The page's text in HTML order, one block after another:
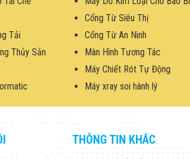
Cổng Từ Siêu Thị
Tải Cổng Từ An Ninh
Thủy Sản Màn Hình Tương Tác
Máy Chiết Rót Tự Động
Máy xray soi hành lý
THÔNG TIN KHÁC